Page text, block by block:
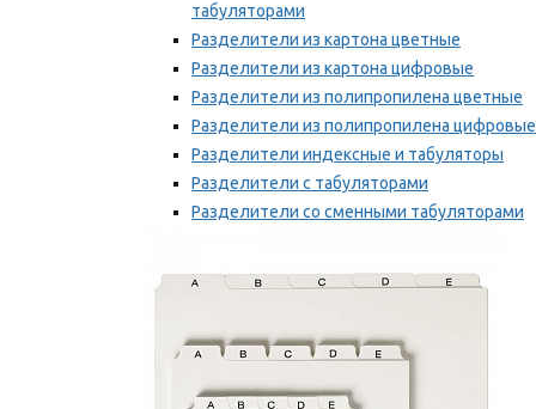
табуляторами
Разделители из картона цветные
Разделители из картона цифровые
Разделители из полипропилена цветные
Разделители из полипропилена цифровые
Разделители индексные и табуляторы
Разделители с табуляторами
Разделители со сменными табуляторами